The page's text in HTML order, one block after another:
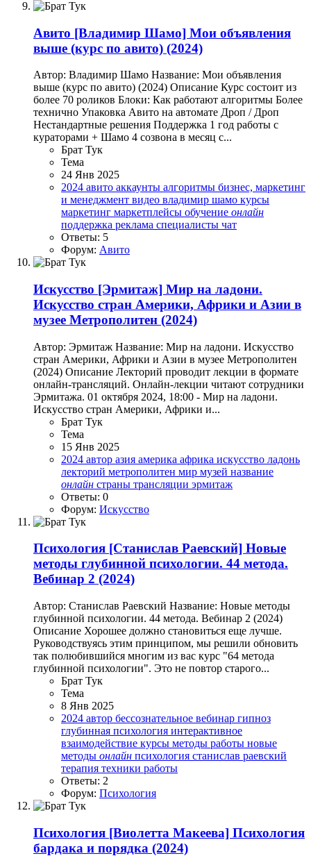
Авито [Владимир Шамо] Мои объявления
выше (курс по авито) (2024)
Автор: Владимир Шамо Название: Мои объявления
выше (курс по авито) (2024) Описание Курс состоит из
более 70 роликов Блоки: Как работают алгоритмы Более
технично Упаковка Авито на автомате Дроп / Дроп
Нестандартные решения Поддержка 1 год работы с
кураторами + Шамо 4 созвона в месяц с...
Брат Тук
Тема
24 Янв 2025
2024 авито аккаунты алгоритмы бизнес, маркетинг
и менеджмент видео владимир шамо курсы
маркетинг маркетплейсы обучение онлайн
поддержка реклама специалисты чат
Ответы: 5
Форум: Авито
Искусство [Эрмитаж] Мир на ладони.
Искусство стран Америки, Африки и Азии в
музее Метрополитен (2024)
Автор: Эрмитаж Название: Мир на ладони. Искусство
стран Америки, Африки и Азии в музее Метрополитен
(2024) Описание Лекторий проводит лекции в формате
онлайн-трансляций. Онлайн-лекции читают сотрудники
Эрмитажа. 01 октября 2024, 18:00 - Мир на ладони.
Искусство стран Америки, Африки и...
Брат Тук
Тема
15 Янв 2025
2024 автор азия америка африка искусство ладонь
лекторий метрополитен мир музей название
онлайн страны трансляции эрмитаж
Ответы: 0
Форум: Искусство
Психология [Станислав Раевский] Новые
методы глубинной психологии. 44 метода.
Вебинар 2 (2024)
Автор: Станислав Раевский Название: Новые методы
глубинной психологии. 44 метода. Вебинар 2 (2024)
Описание Хорошее должно становиться еще лучше.
Руководствуясь этим принципом, мы решили обновить
так полюбившийся многим из вас курс "64 метода
глубинной психологии". Это не повтор старого...
Брат Тук
Тема
8 Янв 2025
2024 автор бессознательное вебинар гипноз
глубинная психология интерактивное
взаимодействие курсы методы работы новые
методы онлайн психология станислав раевский
терапия техники работы
Ответы: 2
Форум: Психология
Психология [Виолетта Макеева] Психология
бардака и порядка (2024)